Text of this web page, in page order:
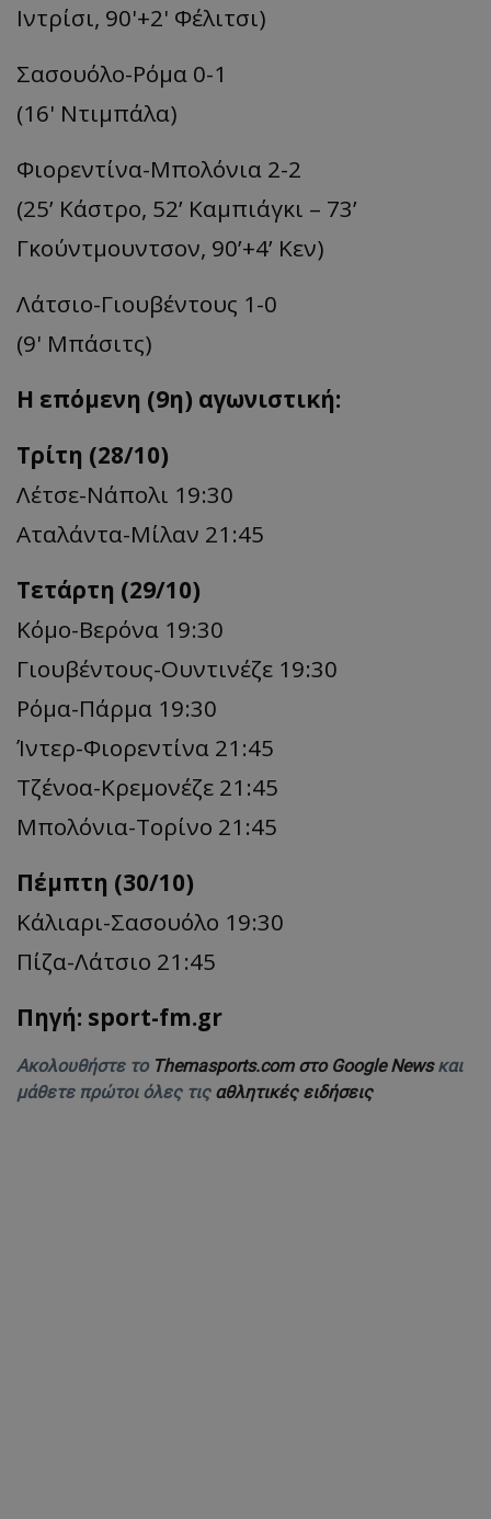
Ιντρίσι, 90'+2' Φέλιτσι)
Σασουόλο-Ρόμα 0-1
(16' Ντιμπάλα)
Φιορεντίνα-Μπολόνια 2-2
(25’ Κάστρο, 52’ Καμπιάγκι – 73’
Γκούντμουντσον, 90’+4’ Κεν)
Λάτσιο-Γιουβέντους 1-0
(9' Μπάσιτς)
Η επόμενη (9η) αγωνιστική:
Τρίτη (28/10)
Λέτσε-Νάπολι 19:30
Αταλάντα-Μίλαν 21:45
Τετάρτη (29/10)
Κόμο-Βερόνα 19:30
Γιουβέντους-Ουντινέζε 19:30
Ρόμα-Πάρμα 19:30
Ίντερ-Φιορεντίνα 21:45
Τζένοα-Κρεμονέζε 21:45
Μπολόνια-Τορίνο 21:45
Πέμπτη (30/10)
Κάλιαρι-Σασουόλο 19:30
Πίζα-Λάτσιο 21:45
Πηγή: sport-fm.gr
Ακολουθήστε το Themasports.com στο Google Newsκαι
μάθετε πρώτοι όλες τις αθλητικές ειδήσεις